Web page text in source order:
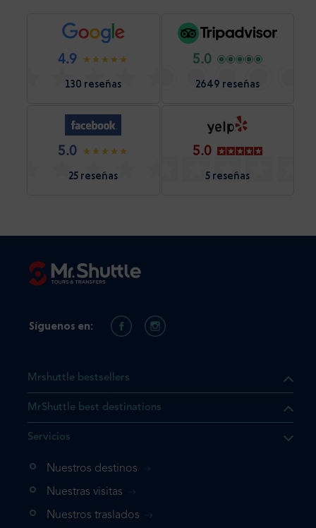
4.9
130 reseñas
5.0
2649 reseñas
5.0
25 reseñas
5.0
5 reseñas
Mrshuttle bestsellers
MrShuttle best destinations
Servicios
Nuestros destinos
Nuestras visitas
Nuestros traslados
Síguenos en: